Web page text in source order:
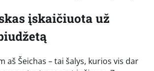
įskaičiuota už
aš Šeichas – tai šalys, kurios vis dar